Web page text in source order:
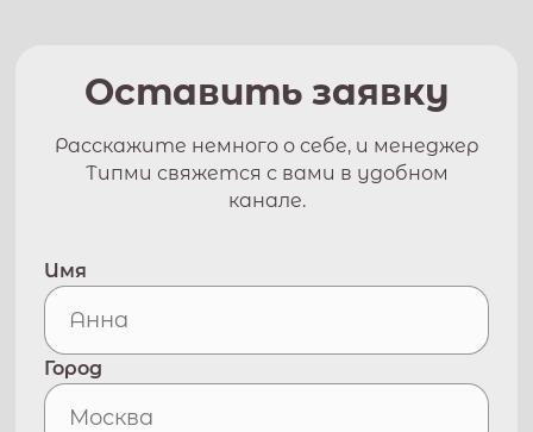
Оставить заявку
Расскажите немного о себе, и менеджер
Типми свяжется с вами в удобном
канале.
Имя
Город